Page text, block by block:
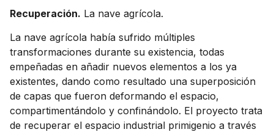
Recuperación. La nave agrícola.
La nave agrícola había sufrido múltiples
transformaciones durante su existencia, todas
empeñadas en añadir nuevos elementos a los ya
existentes, dando como resultado una superposición
de capas que fueron deformando el espacio,
compartimentándolo y confinándolo. El proyecto trata
de recuperar el espacio industrial primigenio a través